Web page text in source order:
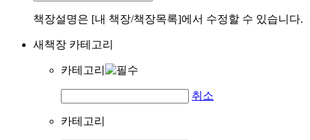
책장설명은 [내 책장/책장목록]에서 수정할 수 있습니다.
새책장 카테고리
카테고리
취소
카테고리